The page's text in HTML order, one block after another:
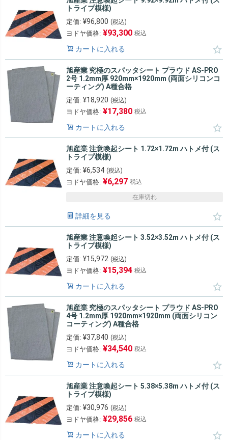
トライプ模様)
定価: ¥96,800 (税込)
ヨドヤ価格: ¥93,300 税込
カートに入れる
旭産業 究極のスパッタシート プラウド AS-PRO
2号 1.2mm厚 920mm×1920mm (両面シリコンコ
ーティング) A種合格
定価: ¥18,920 (税込)
ヨドヤ価格: ¥17,380 税込
カートに入れる
旭産業 注意喚起シート 1.72×1.72m ハトメ付 (ス
トライプ模様)
定価: ¥6,534 (税込)
ヨドヤ価格: ¥6,297 税込
在庫切れ
詳細を見る
旭産業 注意喚起シート 3.52×3.52m ハトメ付 (ス
トライプ模様)
定価: ¥15,972 (税込)
ヨドヤ価格: ¥15,394 税込
カートに入れる
旭産業 究極のスパッタシート プラウド AS-PRO
4号 1.2mm厚 1920mm×1920mm (両面シリコン
コーティング) A種合格
定価: ¥37,840 (税込)
ヨドヤ価格: ¥34,540 税込
カートに入れる
旭産業 注意喚起シート 5.38×5.38m ハトメ付 (ス
トライプ模様)
定価: ¥30,976 (税込)
ヨドヤ価格: ¥29,856 税込
カートに入れる